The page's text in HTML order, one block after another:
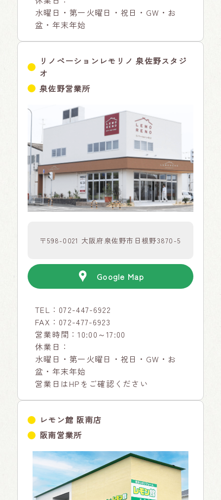
水曜日・第一火曜日・祝日・GW・お
盆・年末年始
リノベーションレモリノ 泉佐野スタジ
オ
泉佐野営業所
〒598-0021 大阪府泉佐野市日根野3870-5
Google Map
TEL： 072-447-6922
FAX：072-477-6923
営業時間：10:00～17:00
休業日：
水曜日・第一火曜日・祝日・GW・お
盆・年末年始
営業日はHPをご確認ください
レモン館 阪南店
阪南営業所